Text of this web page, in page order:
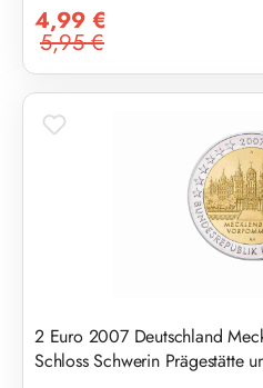
4,99 €
Regulärer Preis:
5,95 €
2 Euro 2007 Deutschland
Schloss Schwerin Prägestätte